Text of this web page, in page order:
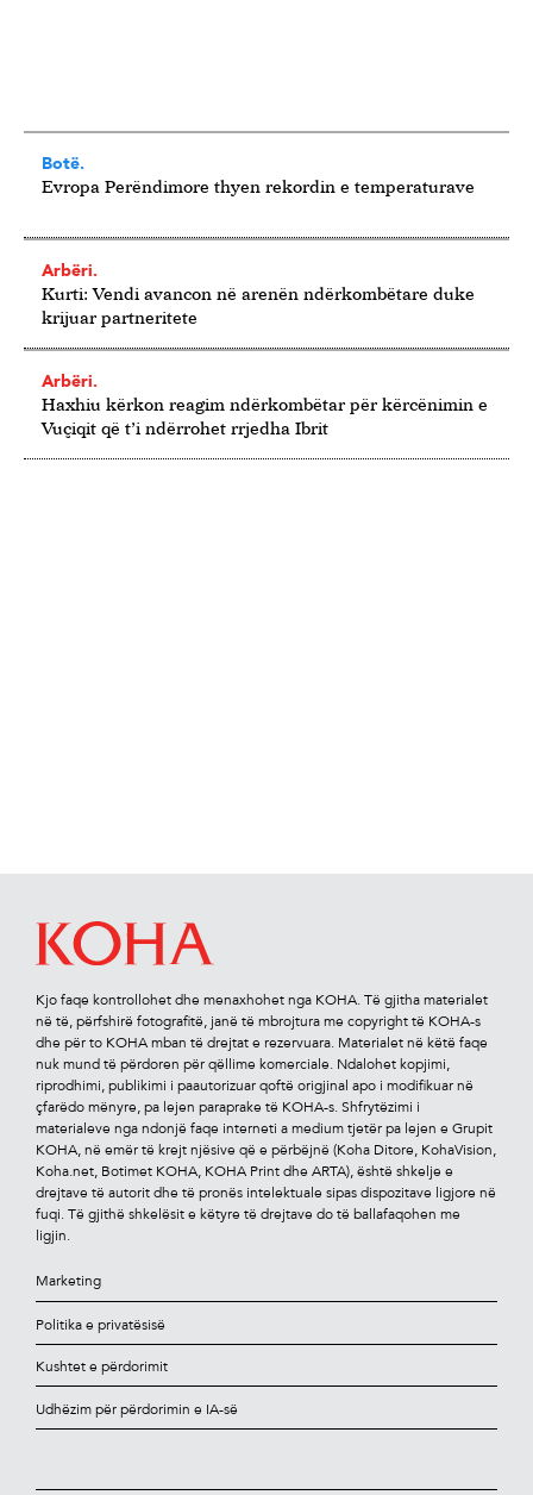
Botë.
Evropa Perëndimore thyen rekordin e temperaturave
Arbëri.
Kurti: Vendi avancon në arenën ndërkombëtare duke
krijuar partneritete
Arbëri.
Haxhiu kërkon reagim ndërkombëtar për kërcënimin e
Vuçiqit që t’i ndërrohet rrjedha Ibrit
Kjo faqe kontrollohet dhe menaxhohet nga KOHA. Të gjitha materialet
në të, përfshirë fotograﬁtë, janë të mbrojtura me copyright të KOHA-s
dhe për to KOHA mban të drejtat e rezervuara. Materialet në këtë faqe
nuk mund të përdoren për qëllime komerciale. Ndalohet kopjimi,
riprodhimi, publikimi i paautorizuar qoftë origjinal apo i modiﬁkuar në
çfarëdo mënyre, pa lejen paraprake të KOHA-s. Shfrytëzimi i
materialeve nga ndonjë faqe interneti a medium tjetër pa lejen e Grupit
KOHA, në emër të krejt njësive që e përbëjnë (Koha Ditore, KohaVision,
Koha.net, Botimet KOHA, KOHA Print dhe ARTA), është shkelje e
drejtave të autorit dhe të pronës intelektuale sipas dispozitave ligjore në
fuqi. Të gjithë shkelësit e këtyre të drejtave do të ballafaqohen me
ligjin.
Marketing
Politika e privatësisë
Kushtet e përdorimit
Udhëzim për përdorimin e IA-së